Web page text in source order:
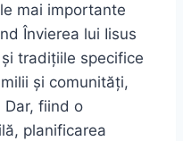
mai importante
Învierea lui Iisus
tradițiile specifice
și comunități,
fiind o
planificarea